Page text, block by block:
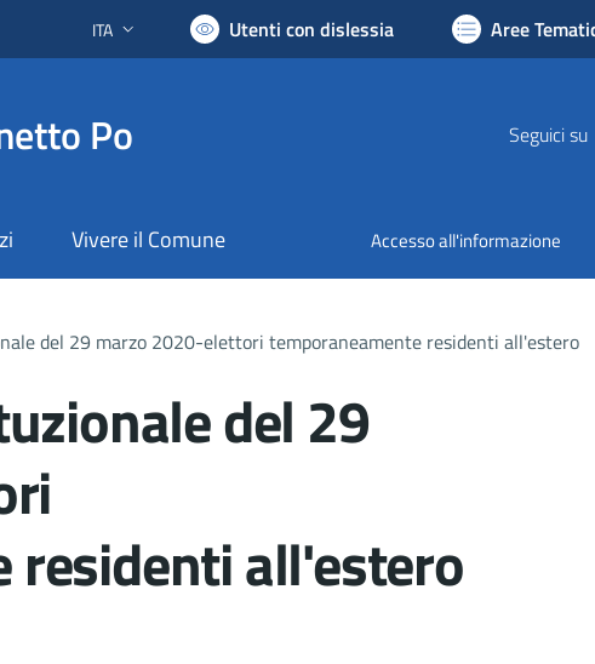
Lingua attiva:
ITA Utenti con dislessia Aree
Po Seguici su
Vivere il Comune Accesso all'informazione
del 29 marzo 2020-elettori temporaneamente residenti all'estero
del 29
all'estero